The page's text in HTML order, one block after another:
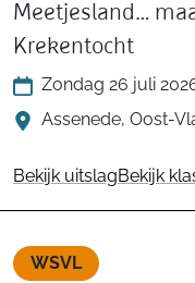
Meetjesland…
Krekentocht
Zondag 26 juli
Assenede, Oost-
Bekijk uitslagBekijk
WSVL